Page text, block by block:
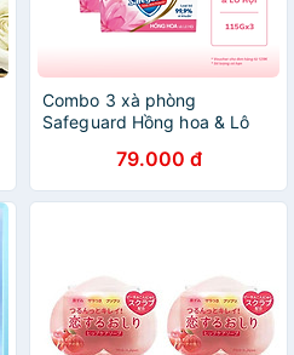
Combo 3 xà phòng
Safeguard Hồng hoa & Lô
(115gx3)X24(5.24)
79.000 đ